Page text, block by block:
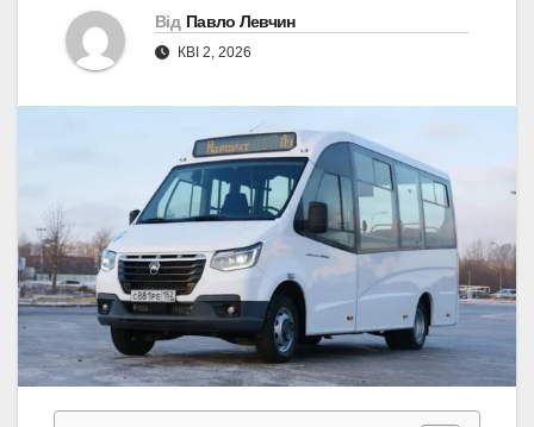
Від Павло Левчин
КВІ 2, 2026